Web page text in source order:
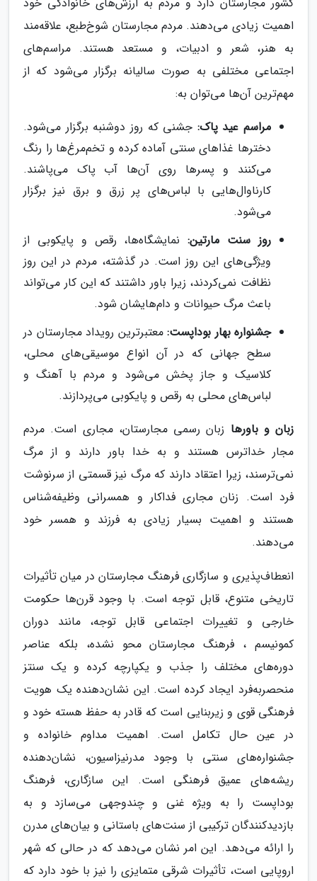
اهمیت زیادی می‌دهند. مردم مجارستان شوخ‌طبع، علاقه‌مند
به هنر، شعر و ادبیات، و مستعد هستند. مراسم‌های
اجتماعی مختلفی به صورت سالیانه برگزار می‌شود که از
مهم‌ترین آن‌ها می‌توان به:
مراسم عید پاک: جشنی که روز دوشنبه برگزار می‌شود.
دخترها غذاهای سنتی آماده کرده و تخم‌مرغ‌ها را رنگ
می‌کنند و پسرها روی آن‌ها آب پاک می‌پاشند.
کارناوال‌هایی با لباس‌های پر زرق و برق نیز برگزار
می‌شود.
روز سنت مارتین:نمایشگاه‌ها، رقص و پایکوبی از
ویژگی‌های این روز است. در گذشته، مردم در این روز
نظافت نمی‌کردند، زیرا باور داشتند که این کار می‌تواند
باعث مرگ حیوانات و دام‌هایشان شود.
جشنواره بهار بوداپست: معتبرترین رویداد مجارستان در
سطح جهانی که در آن انواع موسیقی‌های محلی،
کلاسیک و جاز پخش می‌شود و مردم با آهنگ و
لباس‌های محلی به رقص و پایکوبی می‌پردازند.
زبان و باورها زبان رسمی مجارستان، مجاری است. مردم
مجار خداترس هستند و به خدا باور دارند و از مرگ
نمی‌ترسند، زیرا اعتقاد دارند که مرگ نیز قسمتی از سرنوشت
فرد است. زنان مجاری فداکار و همسرانی وظیفه‌شناس
هستند و اهمیت بسیار زیادی به فرزند و همسر خود
می‌دهند.
انعطاف‌پذیری و سازگاری فرهنگ مجارستان در میان تأثیرات
تاریخی متنوع، قابل توجه است. با وجود قرن‌ها حکومت
خارجی و تغییرات اجتماعی قابل توجه، مانند دوران
کمونیسم ، فرهنگ مجارستان محو نشده، بلکه عناصر
دوره‌های مختلف را جذب و یکپارچه کرده و یک سنتز
منحصربه‌فرد ایجاد کرده است. این نشان‌دهنده یک هویت
فرهنگی قوی و زیربنایی است که قادر به حفظ هسته خود و
در عین حال تکامل است. اهمیت مداوم خانواده و
جشنواره‌های سنتی با وجود مدرنیزاسیون، نشان‌دهنده
ریشه‌های عمیق فرهنگی است. این سازگاری، فرهنگ
بوداپست را به ویژه غنی و چندوجهی می‌سازد و به
بازدیدکنندگان ترکیبی از سنت‌های باستانی و بیان‌های مدرن
را ارائه می‌دهد. این امر نشان می‌دهد که در حالی که شهر
اروپایی است، تأثیرات شرقی متمایزی را نیز با خود دارد که